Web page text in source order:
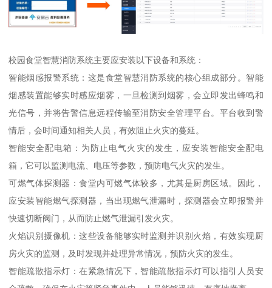
校园食堂智慧消防系统主要应安装以下设备和系统：
智能烟感报警系统：这是食堂智慧消防系统的核心组成部分。智能
烟感装置能够实时感应烟雾，一旦检测到烟雾，会立即发出蜂鸣和
光信号，并将告警信息远程传输至消防安全管理平台。平台收到警
情后，会时间通知相关人员，有效阻止火灾的蔓延。
智能安全配电箱：为防止电气火灾的发生，应安装智能安全配电
箱，它可以监测电流、电压等参数，预防电气火灾的发生。
可燃气体探测器：食堂内可燃气体较多，尤其是厨房区域。因此，
应安装智能燃气探测器，当出现燃气泄漏时，探测器会立即报警并
快速切断阀门，从而防止燃气泄漏引发火灾。
火焰识别摄像机：这些设备能够实时监测并识别火焰，有效实现厨
房火灾的监测，及时发现并处理异常情况，预防火灾的发生。
智能疏散指示灯：在紧急情况下，智能疏散指示灯可以指引人员安